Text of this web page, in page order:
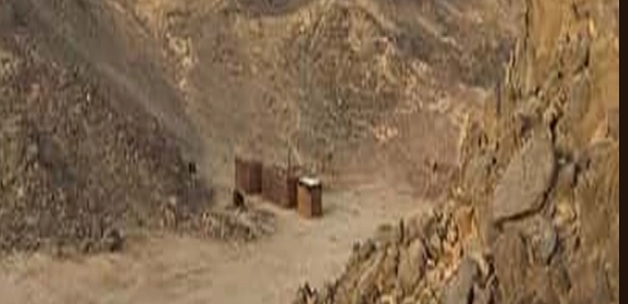
un hammam et un dîner pieds nus. Le spa qu'on recommande est à deux rues
de la plage. La suite couple se réserve une semaine à l'avance — bloque la date
du pays pour nager avec les dauphins depuis un bateau public, pas un parc marin.
costaudes. On travaille avec un partenaire plongée à Marsa Alam qui gère tout,